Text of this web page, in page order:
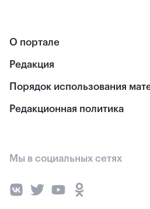
О портале
Редакция
Порядок использования
Редакционная политика
Мы в социальных сетях